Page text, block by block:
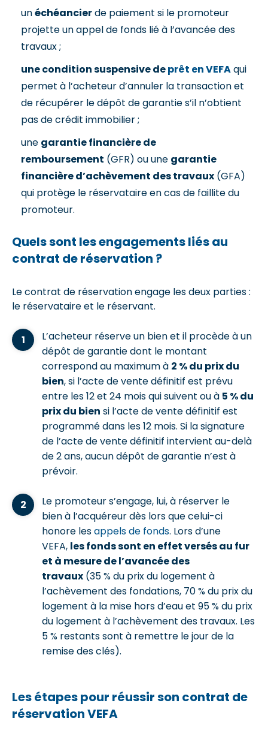
unéchéancierde paiement si le promoteur
projette un appel de fonds lié à l’avancée des
travaux ;
une condition suspensive deprêt en VEFAqui
permet à l’acheteur d’annuler la transaction et
de récupérer le dépôt de garantie s’il n’obtient
pas de crédit immobilier ;
une garantie financière de
remboursement (GFR) ou une garantie
financière d’achèvement des travaux (GFA)
qui protège le réservataire en cas de faillite du
promoteur.
Quels sont les engagements liés au
contrat de réservation ?
Le contrat de réservation engage les deux parties :
le réservataire et le réservant.
L’acheteur réserve un bien et il procède à un
dépôt de garantie dont le montant
correspond au maximum à 2 % du prix du
bien, si l’acte de vente définitif est prévu
entre les 12 et 24 mois qui suivent ou à 5 % du
prix du bien si l’acte de vente définitif est
programmé dans les 12 mois. Si la signature
de l’acte de vente définitif intervient au-delà
de 2 ans, aucun dépôt de garantie n’est à
prévoir.
Le promoteur s’engage, lui, à réserver le
bien à l’acquéreur dès lors que celui-ci
honore lesappels de fonds. Lors d’une
VEFA, les fonds sont en effet versés au fur
et à mesure de l’avancée des
travaux (35 % du prix du logement à
l’achèvement des fondations, 70 % du prix du
logement à la mise hors d’eau et 95 % du prix
du logement à l’achèvement des travaux. Les
5 % restants sont à remettre le jour de la
remise des clés).
Les étapes pour réussir son contrat de
réservation VEFA